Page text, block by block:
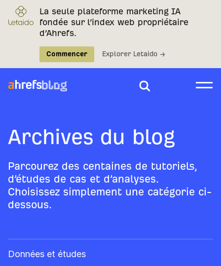
La seule plateforme marketing IA
fondée sur l’index web propriétaire
d’Ahrefs.
Commencer Explorer Letaido →
Archives du blog
Parcourez des centaines de tutoriels,
d’études de cas et d’analyses.
Choisissez simplement une catégorie ci-
dessous.
Données et études